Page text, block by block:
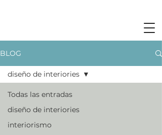
BLOG
Todas las entradas
diseño de interiories
interiorismo
diseño de interiories